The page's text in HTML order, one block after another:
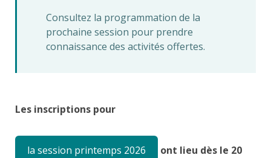
Consultez la programmation de la
prochaine session pour prendre
connaissance des activités offertes.
Les inscriptions pour
la session printemps 2026
ont lieu dès le 20